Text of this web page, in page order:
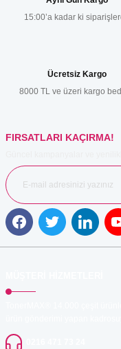
Ürün resmi kalitesiz,
Ürün fiyatı diğer
15:00’a kadar ki
Ücretsiz Kargo
8000 TL ve üzeri kargo
FIRSATLARI KAÇIRMA!